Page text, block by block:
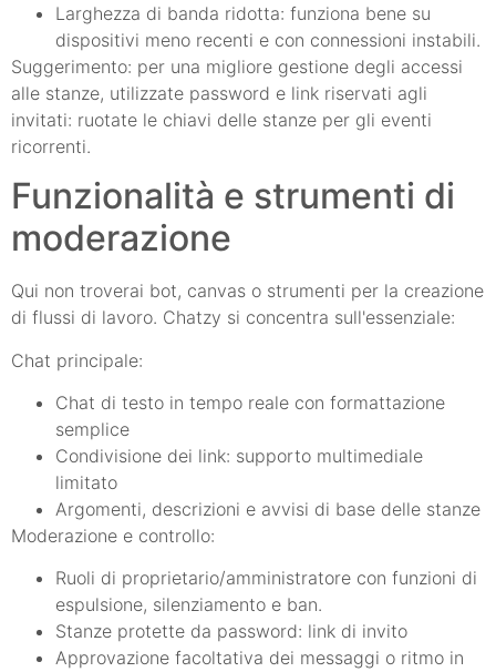
Larghezza di banda ridotta: funziona bene su
dispositivi meno recenti e con connessioni instabili.
Suggerimento: per una migliore gestione degli accessi
alle stanze, utilizzate password e link riservati agli
invitati: ruotate le chiavi delle stanze per gli eventi
ricorrenti.
Funzionalità e strumenti di
moderazione
Qui non troverai bot, canvas o strumenti per la creazione
di flussi di lavoro. Chatzy si concentra sull'essenziale:
Chat principale:
Chat di testo in tempo reale con formattazione
semplice
Condivisione dei link: supporto multimediale
limitato
Argomenti, descrizioni e avvisi di base delle stanze
Moderazione e controllo:
Ruoli di proprietario/amministratore con funzioni di
espulsione, silenziamento e ban.
Stanze protette da password: link di invito
Approvazione facoltativa dei messaggi o ritmo in